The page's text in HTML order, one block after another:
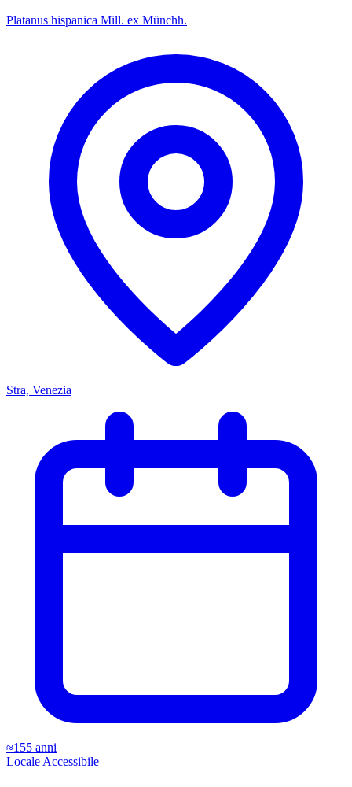
Platanus hispanica Mill. ex Münchh.
Stra, Venezia
≈155 anni
Locale Accessibile